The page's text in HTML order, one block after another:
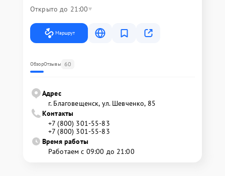
Открыто до 21:00
Маршрут
ОбзорОтзывы 60
Адрес
г. Благовещенск, ул. Шевченко, 85
Контакты
+7 (800) 301-55-83
+7 (800) 301-55-83
Время работы
Работаем с 09:00 до 21:00